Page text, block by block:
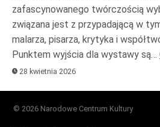
zafascynowanego twórczością
związana jest z przypadającą w
malarza, pisarza, krytyka i
Punktem wyjścia dla wystawy są…
28 kwietnia 2026
© 2026 Narodowe Centrum Kultury